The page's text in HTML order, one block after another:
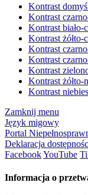
Kontrast
Kontrast
Kontrast biało-
Kontrast żółto-
Kontrast
Kontrast
Kontrast
Kontrast żółto-
Kontrast
Zamknij menu
Język migowy
Portal
Deklaracja
FacebookYouTube
Informacja o